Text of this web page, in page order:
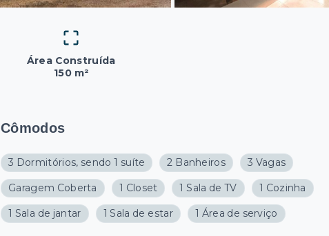
Área Construída
150 m²
Cômodos
3 Dormitórios, sendo 1 suíte 2 Banheiros 3 Vagas
Garagem Coberta 1 Closet 1 Sala de TV 1 Cozinha
1 Sala de jantar 1 Sala de estar 1 Área de serviço